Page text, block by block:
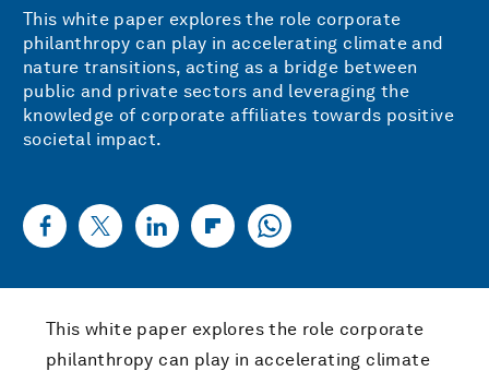
This white paper explores the role corporate
philanthropy can play in accelerating climate and
nature transitions, acting as a bridge between
public and private sectors and leveraging the
knowledge of corporate affiliates towards positive
societal impact.
This white paper explores the role corporate
philanthropy can play in accelerating climate